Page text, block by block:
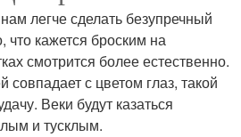
легче сделать безупречный
что кажется броским на
смотрится более естественно.
совпадает с цветом глаз, такой
Веки будут казаться
и тусклым.